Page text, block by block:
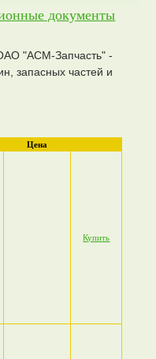
документы
"АСМ-Запчасть" -
запасных частей и
Цена
Купить